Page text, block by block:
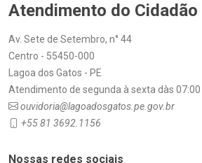
Atendimento do Cidadão
Av. Sete de Setembro, n° 44
Centro - 55450-000
Lagoa dos Gatos - PE
Atendimento de segunda à sexta dàs 07:00
ouvidoria@lagoadosgatos.pe.gov.br
+55 81 3692.1156
Nossas redes sociais